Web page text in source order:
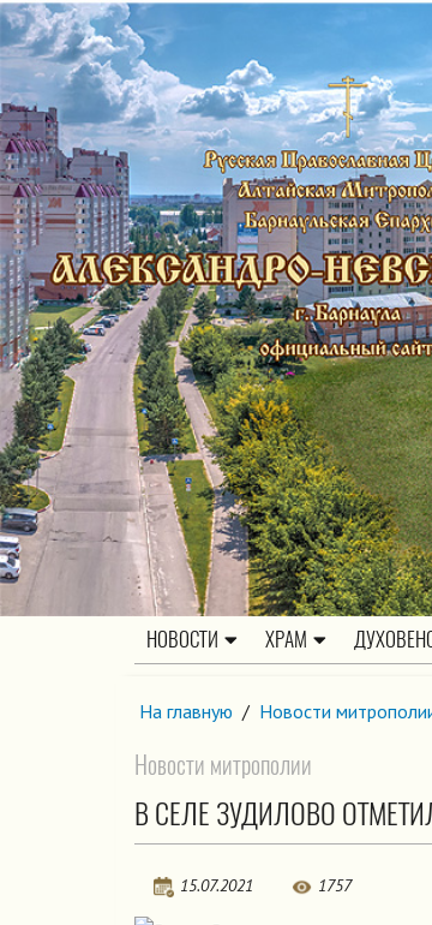
НОВОСТИ ХРАМ
На главную / Новости
Новости митрополии
В СЕЛЕ ЗУДИЛОВО
15.07.2021 1757